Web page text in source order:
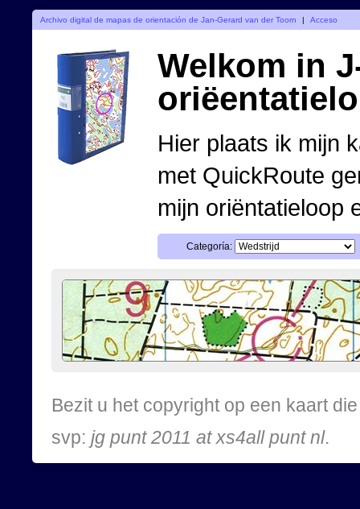
Archivo digital de mapas de orientación de Jan-Gerard van der Toorn | Acceso
Welkom in
Hier plaats ik mijn
met QuickRoute
mijn oriëntatieloop
Categoría:
Bezit u het copyright op een kaart
svp: jg punt 2011 at xs4all punt nl.